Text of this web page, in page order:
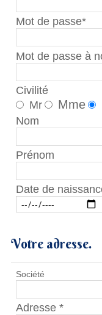
Mot de passe*
Mot de passe à
Civilité
Mr
Mme
Nom
Prénom
Date de
Votre adresse.
Société
Adresse *